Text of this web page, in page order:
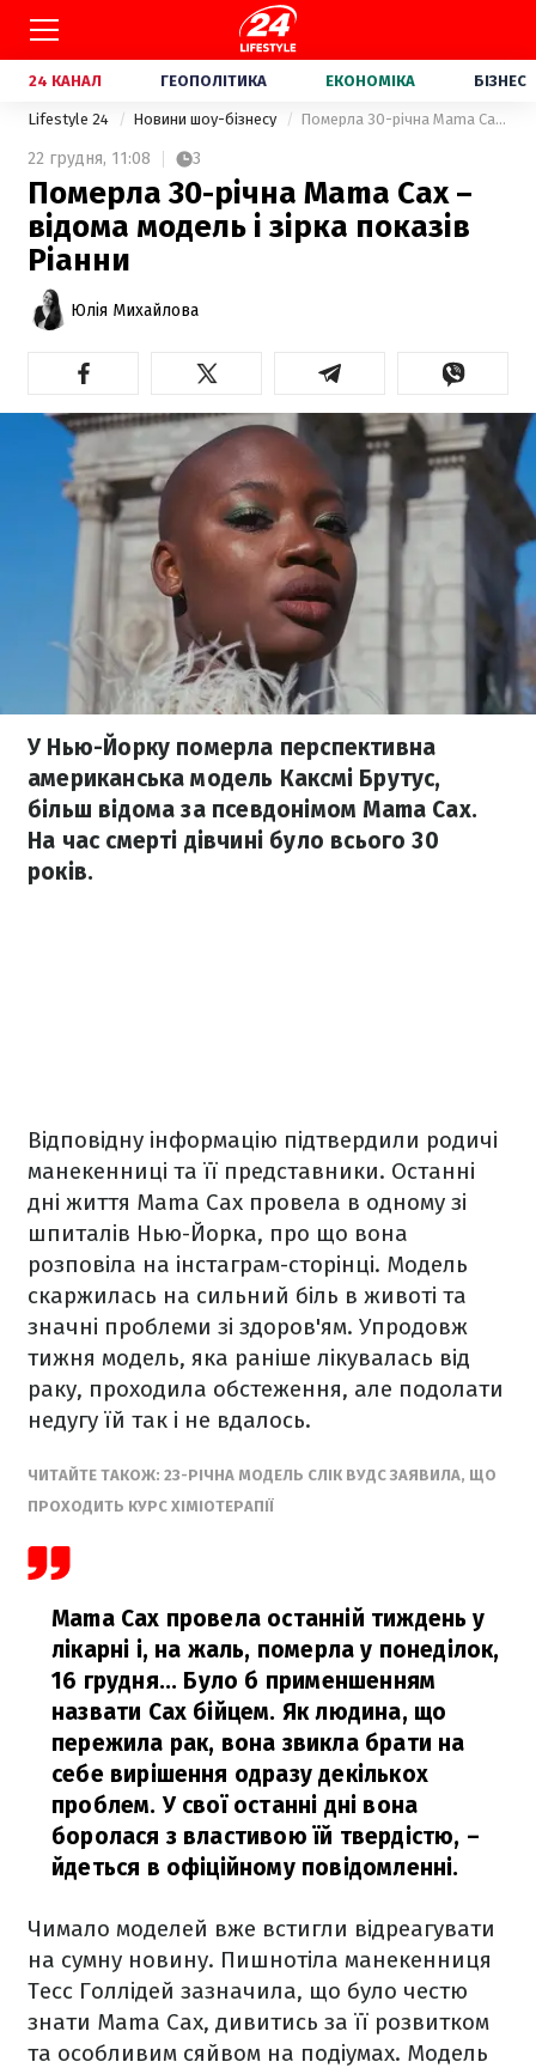
24 КАНАЛ ГЕОПОЛІТИКА ЕКОНОМІКА БІЗНЕС
Lifestyle 24 Новини шоу-бізнесу Померла 30-річна Mama Cax – відома модель і зірка показів Ріанни
22 грудня, 11:08 3
Померла 30-річна Mama Cax –
відома модель і зірка показів
Ріанни
Юлія Михайлова
У Нью-Йорку померла перспективна
американська модель Каксмі Брутус,
більш відома за псевдонімом Mama Cax.
На час смерті дівчині було всього 30
років.
Відповідну інформацію підтвердили родичі
манекенниці та її представники. Останні
дні життя Mama Cax провела в одному зі
шпиталів Нью-Йорка, про що вона
розповіла на інстаграм-сторінці. Модель
скаржилась на сильний біль в животі та
значні проблеми зі здоров'ям. Упродовж
тижня модель, яка раніше лікувалась від
раку, проходила обстеження, але подолати
недугу їй так і не вдалось.
ЧИТАЙТЕ ТАКОЖ: 23-РІЧНА МОДЕЛЬ СЛІК ВУДС ЗАЯВИЛА, ЩО
ПРОХОДИТЬ КУРС ХІМІОТЕРАПІЇ
Mama Cax провела останній тиждень у
лікарні і, на жаль, померла у понеділок,
16 грудня... Було б применшенням
назвати Cax бійцем. Як людина, що
пережила рак, вона звикла брати на
себе вирішення одразу декількох
проблем. У свої останні дні вона
боролася з властивою їй твердістю, –
йдеться в офіційному повідомленні.
Чимало моделей вже встигли відреагувати
на сумну новину. Пишнотіла манекенниця
Тесс Голлідей зазначила, що було честю
знати Mama Cax, дивитись за її розвитком
та особливим сяйвом на подіумах. Модель